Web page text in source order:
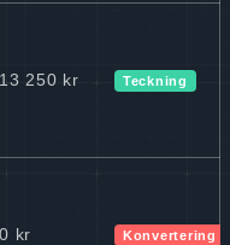
13 250 kr Teckning
0 kr Konvertering